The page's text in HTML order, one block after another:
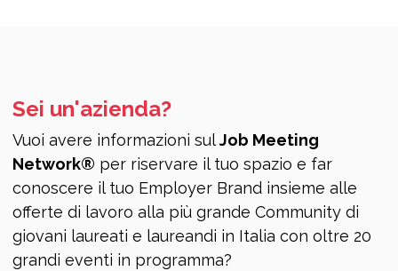
Sei un'azienda?
Vuoi avere informazioni sulJob Meeting
Network® per riservare il tuo spazio e far
conoscere il tuo Employer Brand insieme alle
offerte di lavoro alla più grande Community di
giovani laureati e laureandi in Italia con oltre 20
grandi eventi in programma?